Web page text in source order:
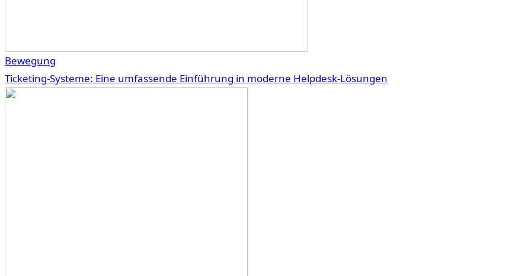
Bewegung
Ticketing-Systeme: Eine umfassende Einführung in moderne Helpdesk-Lösungen